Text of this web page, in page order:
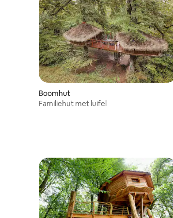
Boomhut
Familiehut met luifel